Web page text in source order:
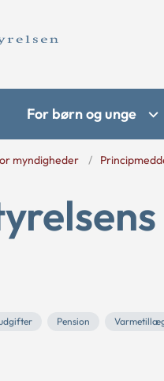
For børn og unge
myndigheder
Pension